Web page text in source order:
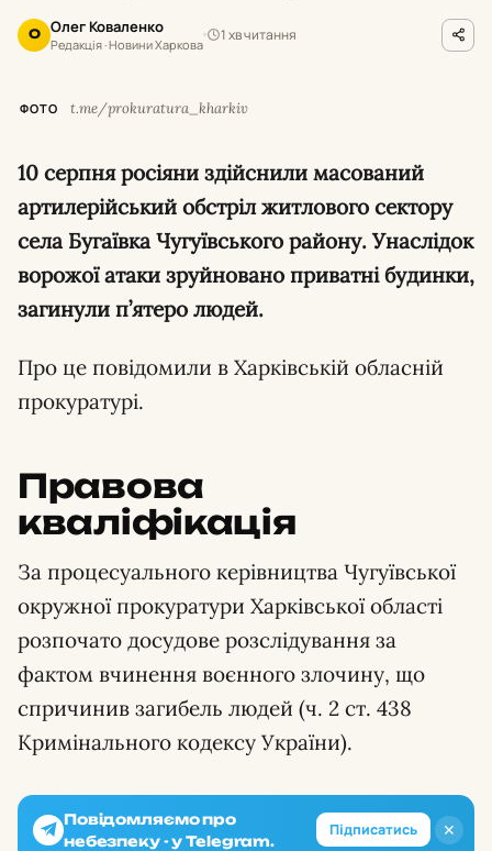
О Олег Коваленко
Редакція · Новини Харкова
1 хв читання
ФОТО t.me/prokuratura_kharkiv
10 серпня росіяни здійснили масований
артилерійський обстріл житлового сектору
села Бугаївка Чугуївського району. Унаслідок
ворожої атаки зруйновано приватні будинки,
загинули п’ятеро людей.
Про це повідомили в Харківській обласній
прокуратурі.
Правова
кваліфікація
За процесуального керівництва Чугуївської
окружної прокуратури Харківської області
розпочато досудове розслідування за
фактом вчинення воєнного злочину, що
спричинив загибель людей (ч. 2 ст. 438
Кримінального кодексу України).
✕
Повідомляємо про
небезпеку - у Telegram.
Підписатись